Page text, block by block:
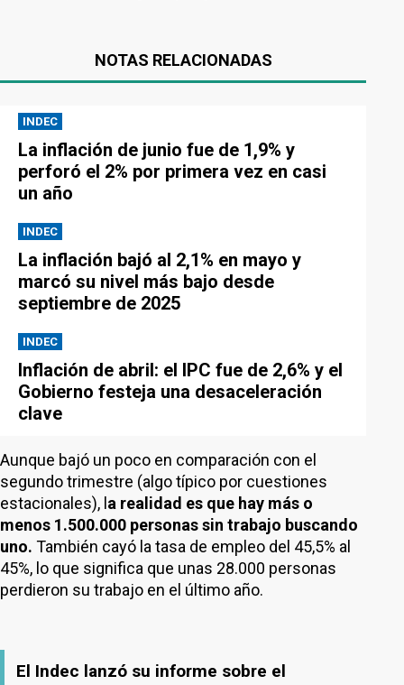
NOTAS RELACIONADAS
INDEC
La inflación de junio fue de 1,9% y
perforó el 2% por primera vez en casi
un año
INDEC
La inflación bajó al 2,1% en mayo y
marcó su nivel más bajo desde
septiembre de 2025
INDEC
Inflación de abril: el IPC fue de 2,6% y el
Gobierno festeja una desaceleración
clave
Aunque bajó un poco en comparación con el
segundo trimestre (algo típico por cuestiones
estacionales), l a realidad es que hay más o
menos 1.500.000 personas sin trabajo buscando
uno. También cayó la tasa de empleo del 45,5% al
45%, lo que significa que unas 28.000 personas
perdieron su trabajo en el último año.
El Indec lanzó su informe sobre el